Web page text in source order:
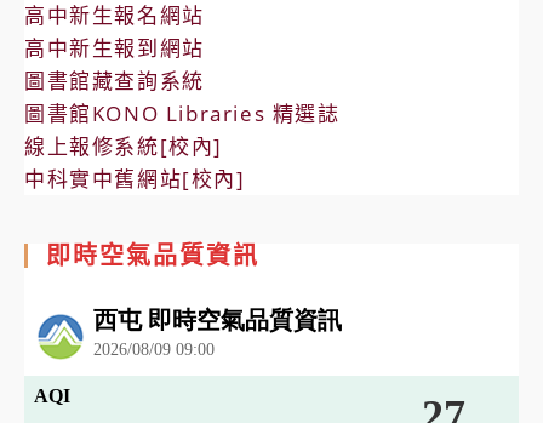
高中新生報名網站
高中新生報到網站
圖書館藏查詢系統
圖書館KONO Libraries 精選誌
線上報修系統[校內]
中科實中舊網站[校內]
即時空氣品質資訊